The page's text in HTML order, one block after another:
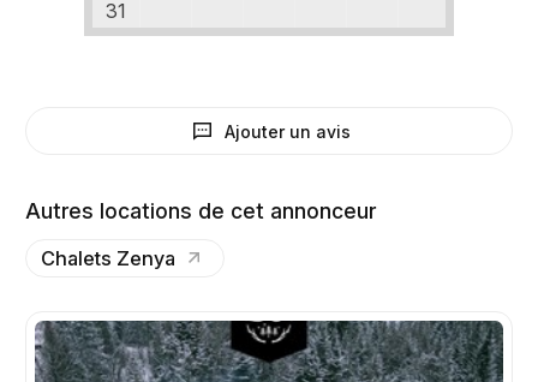
31
Ajouter un avis
Autres locations de cet annonceur
Chalets Zenya